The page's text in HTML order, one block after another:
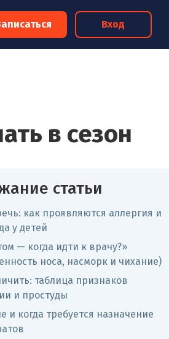
Вход
в сезон
статьи
как проявляются аллергия и
у детей
— когда идти к врачу?»
носа, насморк и чихание)
таблица признаков
и простуды
и когда требуется назначение